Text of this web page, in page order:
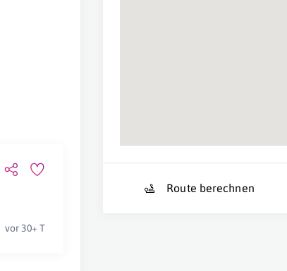
vor 30+ T
Route berechnen